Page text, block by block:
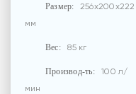
Размер:
256x200x222
мм
Вес: 85 кг
Производ-ть:
100 л/
мин